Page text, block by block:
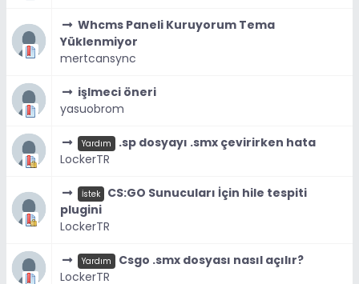
Whcms Paneli Kuruyorum Tema
Yüklenmiyor
mertcansync
işlmeci öneri
yasuobrom
Yardım
.sp dosyayı .smx çevirirken hata
LockerTR
İstek
CS:GO Sunucuları İçin hile tespiti
plugini
LockerTR
Yardım
Csgo .smx dosyası nasıl açılır?
LockerTR